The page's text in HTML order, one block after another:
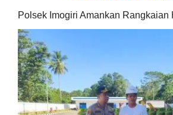
Polsek Imogiri Amankan Rangkaian